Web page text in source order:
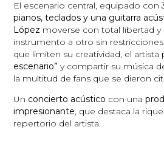
El escenario central, equipado con
pianos, teclados y una guitarra
López moverse con total libertad y
instrumento a otro sin
que limiten su creatividad, el
escenario” y compartir su música
la multitud de fans que se dieron
Un concierto acústico con una
impresionante , que destaca la
repertorio del artista.